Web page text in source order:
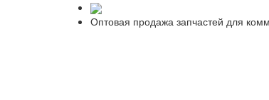
Оптовая продажа запчастей для